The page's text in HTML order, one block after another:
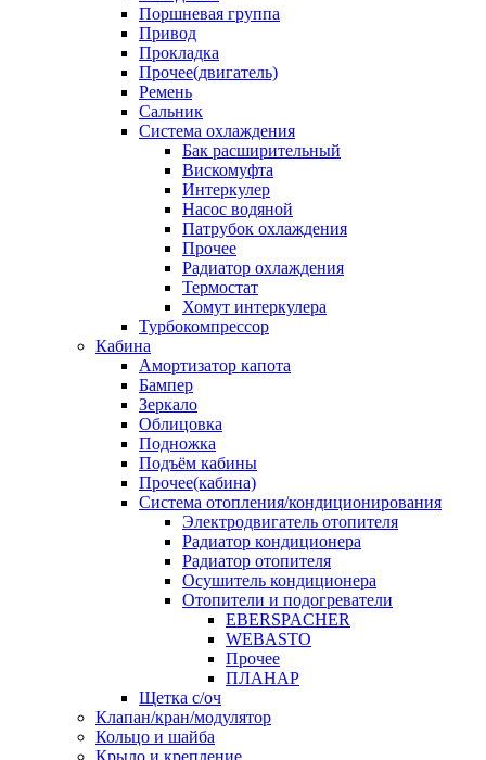
Поршневая группа
Привод
Прокладка
Прочее(двигатель)
Ремень
Сальник
Система охлаждения
Бак расширительный
Вискомуфта
Интеркулер
Насос водяной
Патрубок охлаждения
Прочее
Радиатор охлаждения
Термостат
Хомут интеркулера
Турбокомпрессор
Кабина
Амортизатор капота
Бампер
Зеркало
Облицовка
Подножка
Подъём кабины
Прочее(кабина)
Система отопления/кондиционирования
Электродвигатель отопителя
Радиатор кондиционера
Радиатор отопителя
Осушитель кондиционера
Отопители и подогреватели
EBERSPACHER
WEBASTO
Прочее
ПЛАНАР
Щетка с/оч
Клапан/кран/модулятор
Кольцо и шайба
Крыло и крепление